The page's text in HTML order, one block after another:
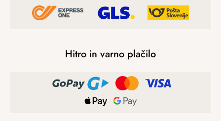
Hitro in varno plačilo